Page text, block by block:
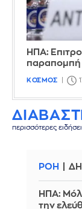
ΗΠΑ:
παραπομπή
ΚΟΣΜΟΣ
περισσότερες
ΡΟΗ
ΗΠΑ:
την